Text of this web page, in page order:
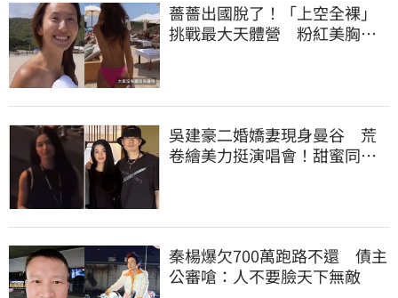
薔薔出國脫了！「上空全裸」
挑戰最大天體營 粉紅美胸被
吳建豪二婚嬌妻現身曼谷 荒
卷繪美力挺演唱會！甜蜜同框
秦楊爆欠700萬跑路不還 債主
公審嗆：人不要臉天下無敵